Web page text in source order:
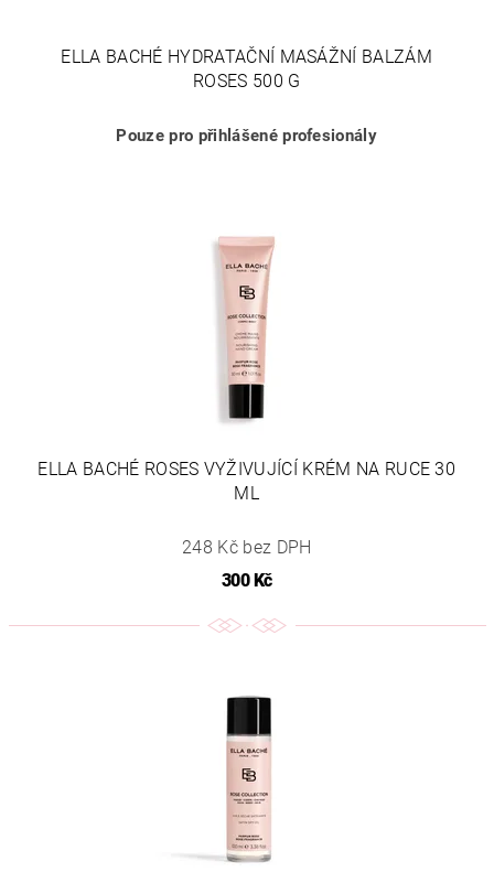
ELLA BACHÉ HYDRATAČNÍ MASÁŽNÍ BALZÁM
ROSES 500 G
Pouze pro přihlášené profesionály
ELLA BACHÉ ROSES VYŽIVUJÍCÍ KRÉM NA RUCE 30
ML
248 Kč bez DPH
300 Kč